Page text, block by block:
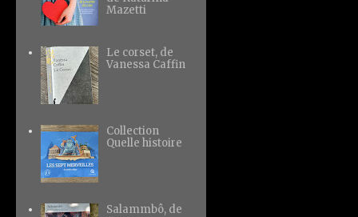
Mazetti
Le corset, de
Vanessa Caffin
Collection
Quelle histoire
Salammbô, de